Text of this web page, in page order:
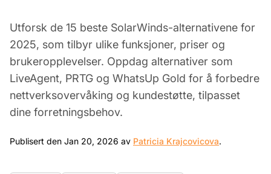
Utforsk de 15 beste SolarWinds-alternativene for
2025, som tilbyr ulike funksjoner, priser og
brukeropplevelser. Oppdag alternativer som
LiveAgent, PRTG og WhatsUp Gold for å forbedre
nettverksovervåking og kundestøtte, tilpasset
dine forretningsbehov.
Publisert den Jan 20, 2026 av Patricia Krajcovicova.